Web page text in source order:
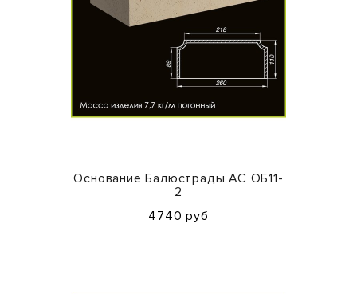
Основание Балюстрады АС ОБ11-
2
4740 руб